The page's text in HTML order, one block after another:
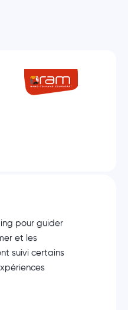
pour guider
et les
suivi certains